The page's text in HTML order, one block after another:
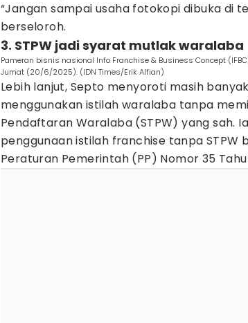
“Jangan sampai usaha fotokopi dibuka di
berseloroh.
3. STPW jadi syarat mutlak waralaba
Pameran bisnis nasional Info Franchise & Business Concept
Jumat (20/6/2025). (IDN Times/Erik Alfian)
Lebih lanjut, Septo menyoroti masih
menggunakan istilah waralaba tanpa
Pendaftaran Waralaba (STPW) yang sah.
penggunaan istilah franchise tanpa STPW
Peraturan Pemerintah (PP) Nomor 35